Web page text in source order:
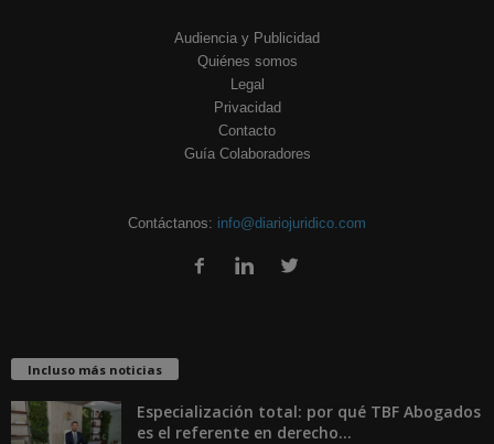
Audiencia y Publicidad
Quiénes somos
Legal
Privacidad
Contacto
Guía Colaboradores
Contáctanos: info@diariojuridico.com
Incluso más noticias
Especialización total: por qué TBF Abogados
es el referente en derecho...